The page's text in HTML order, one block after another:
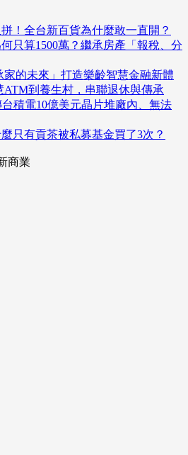
！全台新百貨為什麼敢一直開？
只算1500萬？繼承房產「報稅、分
的未來」打造樂齡智慧金融新體
到養生村，串聯退休與傳承
積電10億美元晶片堆廠內、無法
只有貢茶被私募基金買了3次？
商業